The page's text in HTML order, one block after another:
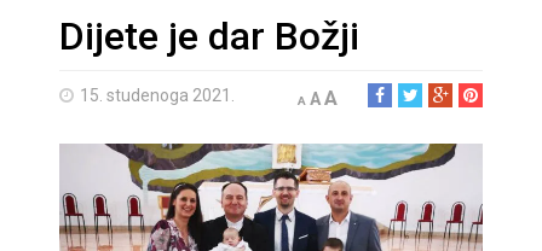
Dijete je dar Božji
15. studenoga 2021. A AA